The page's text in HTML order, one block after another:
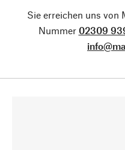
Sie erreichen uns von
Nummer 02309